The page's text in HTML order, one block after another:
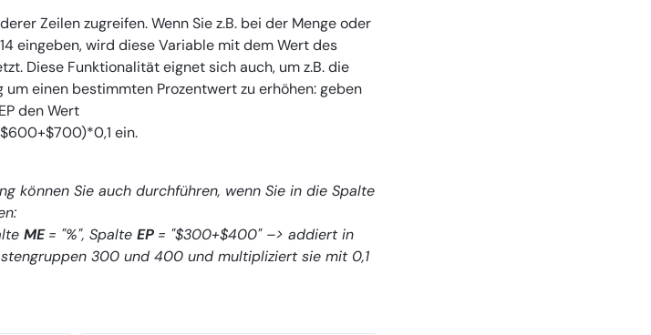
Zeilen zugreifen. Wenn Sie z.B. bei der Menge oder
eingeben, wird diese Variable mit dem Wert des
Diese Funktionalität eignet sich auch, um z.B. die
einen bestimmten Prozentwert zu erhöhen: geben
den Wert
ein.
können Sie auch durchführen, wenn Sie in die Spalte
ME= "%", Spalte EP = "$300+$400" –> addiert in
300 und 400 und multipliziert sie mit 0,1